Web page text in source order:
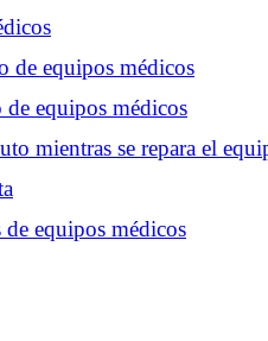
de equipos médicos
equipos médicos
mientras se repara el
equipos médicos